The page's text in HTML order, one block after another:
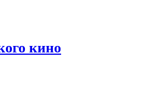
кино